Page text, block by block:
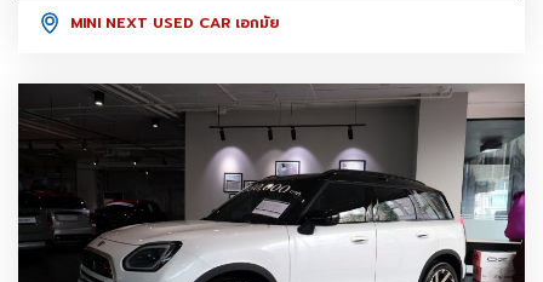
MINI NEXT USED CAR เอกมัย